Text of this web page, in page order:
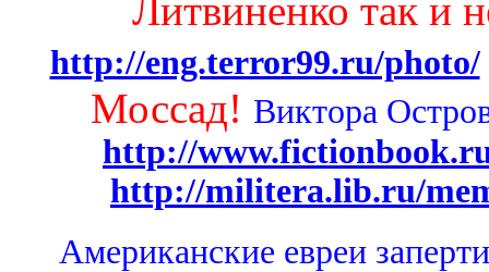
Литвиненко так и
http://eng.terror99.ru/photo/
Моссад! Виктора
http://
http://militera.lib.ru/
Американские евреи